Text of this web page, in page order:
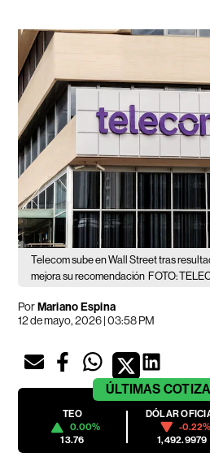
Telecom sube en Wall Street tras
mejora su recomendación FOTO:
PorMariano Espina
12 de mayo, 2026 | 03:58 PM
ÚLTIMAS
TEO
0.00%
13.76
DÓLAR
-0.22%
1,492.9979